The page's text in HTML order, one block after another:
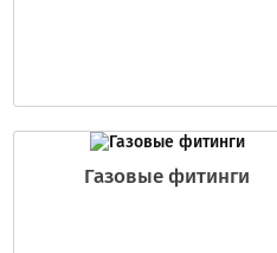
Газовые фитинги